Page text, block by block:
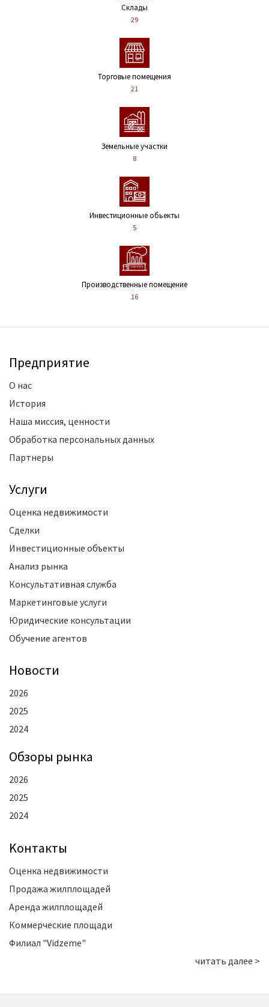
Склады
29
Торговые помещения
21
Земельные участки
8
Инвестиционные обьекты
5
Производственные помещение
16
Предприятие
О нас
История
Наша миссия, ценности
Обработка персональных данных
Партнеры
Услуги
Оценка недвижимости
Сделки
Инвестиционные объекты
Анализ рынка
Консультативная служба
Маркетинговые услуги
Юридические консультации
Обучение агентов
Новости
2026
2025
2024
Oбзоры рынка
2026
2025
2024
Kонтакты
Оценка недвижимости
Продажа жилплощадей
Аренда жилплощадей
Коммерческие площади
Филиал "Vidzeme"
читать далее >